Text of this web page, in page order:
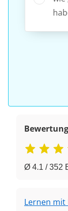
Bewertung
Ø 4.1 / 352
Lernen mit